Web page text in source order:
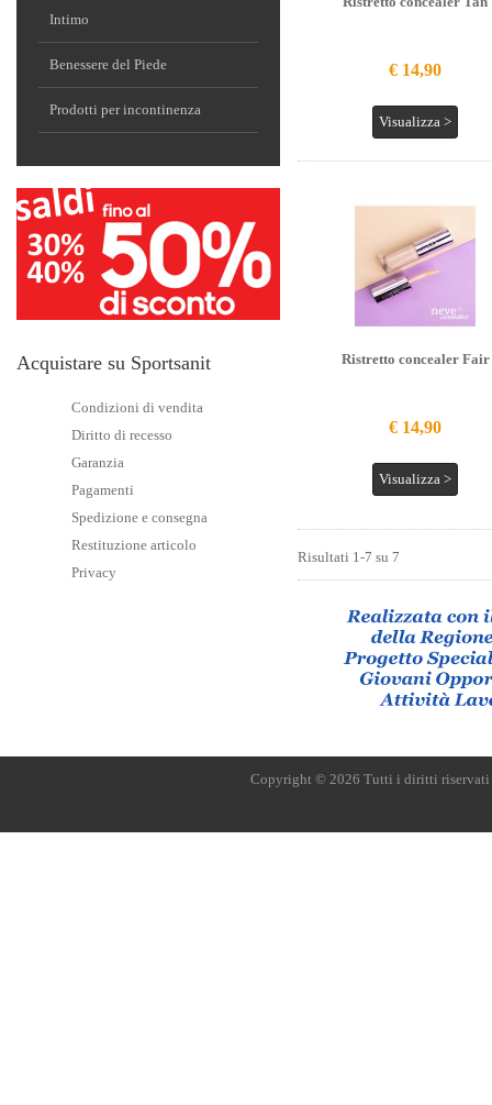
Intimo
Benessere del Piede
Prodotti per incontinenza
Acquistare su Sportsanit
Condizioni di vendita
Diritto di recesso
Garanzia
Pagamenti
Spedizione e consegna
Restituzione articolo
Privacy
€ 14,90
Visualizza >
Ristretto concealer Fair
€ 14,90
Visualizza >
Risultati 1-7 su 7
Copyright © 2026 Tutti i diritti riservati -